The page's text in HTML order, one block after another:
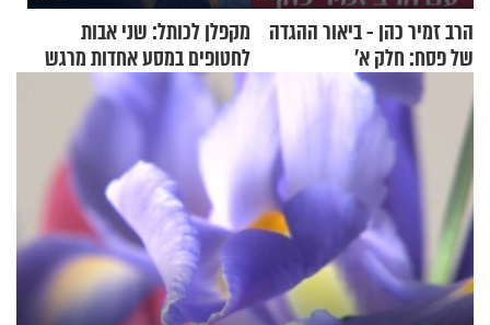
הרב זמיר כהן - ביאור ההגדה
של פסח: חלק א’
מקפלן לכותל: שני אבות
לחטופים במסע אחדות מרגש